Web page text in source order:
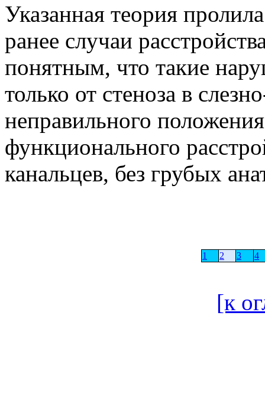
Указанная теория
ранее случаи
понятным, что такие
только от стеноза в
неправильного
функционального
канальцев, без грубых
1 2 3 4
[к